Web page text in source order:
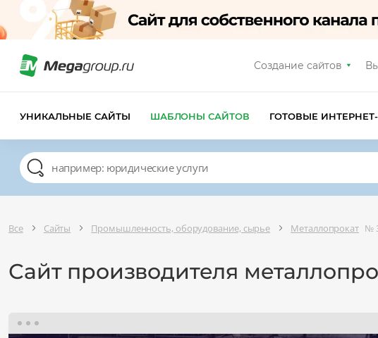
Создание сайтов
УНИКАЛЬНЫЕ САЙТЫ ШАБЛОНЫ САЙТОВ ГОТОВЫЕ
Все Сайты Промышленность, оборудование, сырье Металлопрокат №
Сайт производителя